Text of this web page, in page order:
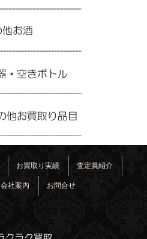
お買取り実績 査定員紹介
会社案内 お問合せ